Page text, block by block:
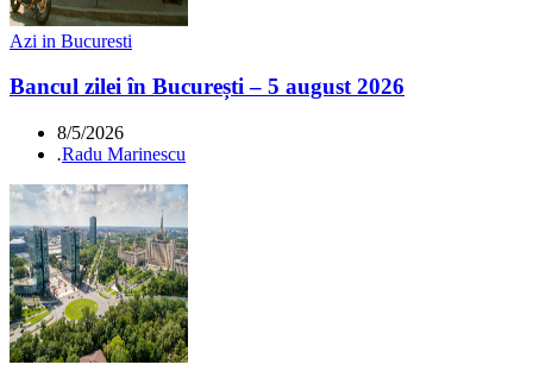
Azi in Bucuresti
Bancul zilei în București – 5 august 2026
8/5/2026
.Radu Marinescu